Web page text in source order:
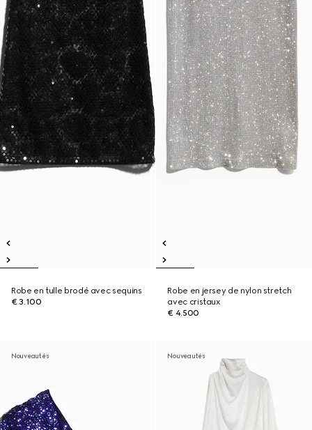
Robe en tulle brodé avec sequins
€ 3.100
Robe en jersey de nylon stretch
avec cristaux
€ 4.500
Nouveautés Nouveautés